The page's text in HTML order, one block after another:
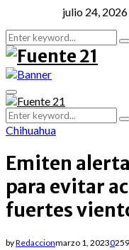
julio 24, 2026
Search
for:
Primary
Menu
Search
for:
Chihuahua
Emiten
para evitar
fuertes
byRedaccionmarzo 1, 20230259